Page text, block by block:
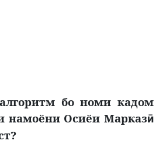
бо номи кадом
намоёни Осиёи Марказӣ